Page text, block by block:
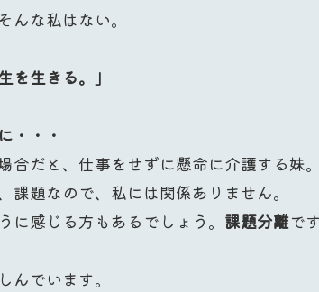
んな私はない。
を生きる。」
・・・
合だと、仕事をせずに懸命に介護する妹。
課題なので、私には関係ありません。
に感じる方もあるでしょう。 課題分離で
んでいます。